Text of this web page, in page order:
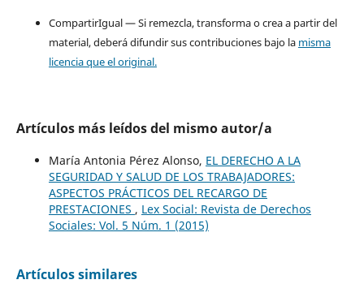
CompartirIgual — Si remezcla, transforma o crea a partir del
material, deberá difundir sus contribuciones bajo la misma
licencia que el original.
Artículos más leídos del mismo autor/a
María Antonia Pérez Alonso, EL DERECHO A LA
SEGURIDAD Y SALUD DE LOS TRABAJADORES:
ASPECTOS PRÁCTICOS DEL RECARGO DE
PRESTACIONES , Lex Social: Revista de Derechos
Sociales: Vol. 5 Núm. 1 (2015)
Artículos similares